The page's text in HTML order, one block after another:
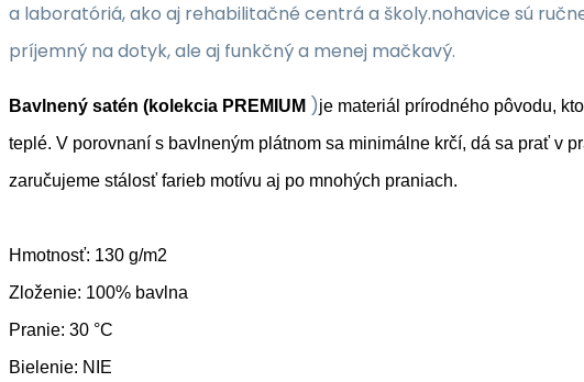
a laboratóriá, ako aj rehabilitačné centrá a školy.nohavice sú
príjemný na dotyk, ale aj funkčný a menej mačkavý.
Bavlnený satén (kolekcia PREMIUM )je materiál prírodného pôvodu,
teplé. V porovnaní s bavlneným plátnom sa minimálne krčí, dá sa prať v
zaručujeme stálosť farieb motívu aj po mnohých praniach.
Hmotnosť: 130 g/m2
Zloženie: 100% bavlna
Pranie: 30 °C
Bielenie: NIE